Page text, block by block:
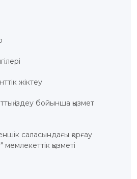
жіктеу
іздеу бойынша қызмет
саласындағы қорғау
қызметі